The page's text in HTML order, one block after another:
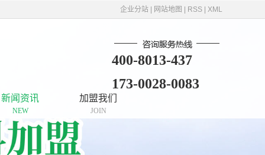
企业分站 网站地图 RSS XML
400-8013-437
173-0028-0083
新闻资讯
NEW
加盟我们
JOIN